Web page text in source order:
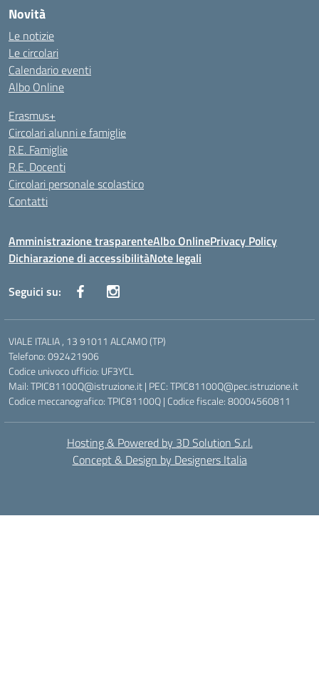
Novità
Le notizie
Le circolari
Calendario eventi
Albo Online
Erasmus+
Circolari alunni e famiglie
R.E. Famiglie
R.E. Docenti
Circolari personale scolastico
Contatti
Amministrazione trasparenteAlbo OnlinePrivacy Policy
Dichiarazione di accessibilitàNote legali
Seguici su:
VIALE ITALIA , 13 91011 ALCAMO (TP)
Telefono: 092421906
Codice univoco ufficio: UF3YCL
Mail: TPIC81100Q@istruzione.it | PEC: TPIC81100Q@pec.istruzione.it
Codice meccanografico: TPIC81100Q | Codice fiscale: 80004560811
Hosting & Powered by 3D Solution S.r.l.
Concept & Design by Designers Italia